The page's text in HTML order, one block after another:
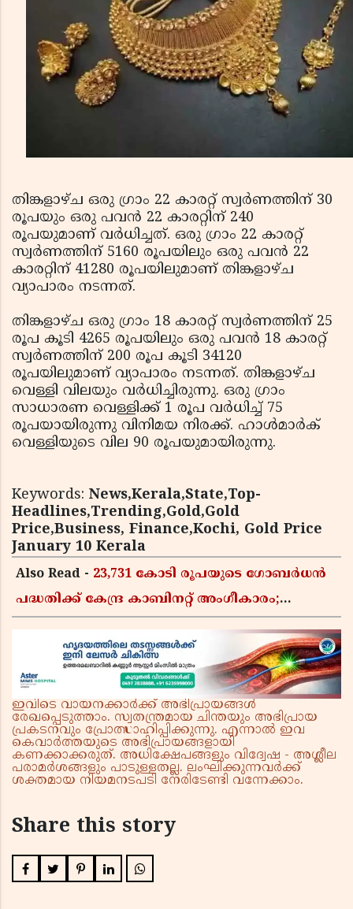
തിങ്കളാഴ്ച ഒരു ഗ്രാം 22 കാരറ്റ് സ്വര്‍ണത്തിന് 30
രൂപയും ഒരു പവന്‍ 22 കാരറ്റിന് 240
രൂപയുമാണ് വര്‍ധിച്ചത്. ഒരു ഗ്രാം 22 കാരറ്റ്
സ്വര്‍ണത്തിന് 5160 രൂപയിലും ഒരു പവന്‍ 22
കാരറ്റിന് 41280 രൂപയിലുമാണ് തിങ്കളാഴ്ച
വ്യാപാരം നടന്നത്.
തിങ്കളാഴ്ച ഒരു ഗ്രാം 18 കാരറ്റ് സ്വര്‍ണത്തിന് 25
രൂപ കൂടി 4265 രൂപയിലും ഒരു പവന്‍ 18 കാരറ്റ്
സ്വര്‍ണത്തിന് 200 രൂപ കൂടി 34120
രൂപയിലുമാണ് വ്യാപാരം നടന്നത്. തിങ്കളാഴ്ച
വെള്ളി വിലയും വര്‍ധിച്ചിരുന്നു. ഒരു ഗ്രാം
സാധാരണ വെള്ളിക്ക് 1 രൂപ വര്‍ധിച്ച് 75
രൂപയായിരുന്നു വിനിമയ നിരക്ക്. ഹാള്‍മാര്‍ക്
വെള്ളിയുടെ വില 90 രൂപയുമായിരുന്നു.
Keywords: News,Kerala,State,Top-
Headlines,Trending,Gold,Gold
Price,Business, Finance,Kochi, Gold Price
January 10 Kerala
Also Read - 23,731 കോടി രൂപയുടെ ഗോബർധൻ
പദ്ധതിക്ക് കേന്ദ്ര കാബിനറ്റ് അംഗീകാരം;
ഇവിടെ വായനക്കാർക്ക് അഭിപ്രായങ്ങൾ
രേഖപ്പെടുത്താം. സ്വതന്ത്രമായ ചിന്തയും അഭിപ്രായ
പ്രകടനവും പ്രോത്സാഹിപ്പിക്കുന്നു. എന്നാൽ ഇവ
കെവാർത്തയുടെ അഭിപ്രായങ്ങളായി
കണക്കാക്കരുത്. അധിക്ഷേപങ്ങളും വിദ്വേഷ - അശ്ലീല
പരാമർശങ്ങളും പാടുള്ളതല്ല. ലംഘിക്കുന്നവർക്ക്
ശക്തമായ നിയമനടപടി നേരിടേണ്ടി വന്നേക്കാം.
Share this story